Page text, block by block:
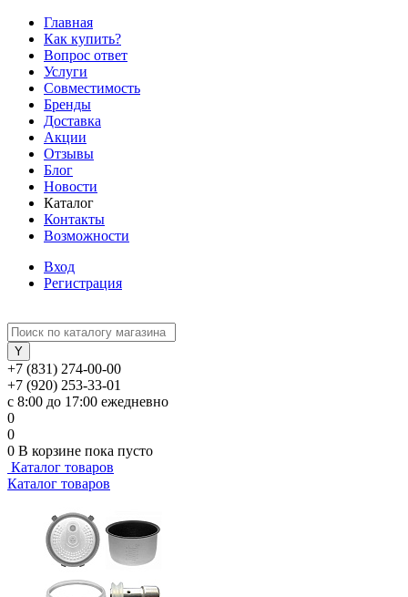
Главная
Как купить?
Вопрос ответ
Услуги
Совместимость
Бренды
Доставка
Акции
Отзывы
Блог
Новости
Каталог
Контакты
Возможности
Вход
Регистрация
+7 (831) 274-00-00
+7 (920) 253-33-01
с 8:00 до 17:00 ежедневно
0
0
0 В корзине пока пусто
Каталог товаров
Каталог товаров